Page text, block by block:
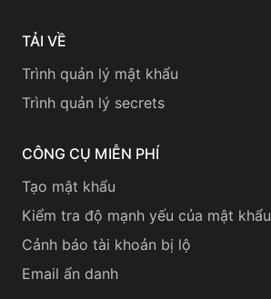
TẢI VỀ
Trình quản lý mật khẩu
Trình quản lý secrets
CÔNG CỤ MIỄN PHÍ
Tạo mật khẩu
Kiểm tra độ mạnh yếu của mật khẩu
Cảnh báo tài khoản bị lộ
Email ẩn danh